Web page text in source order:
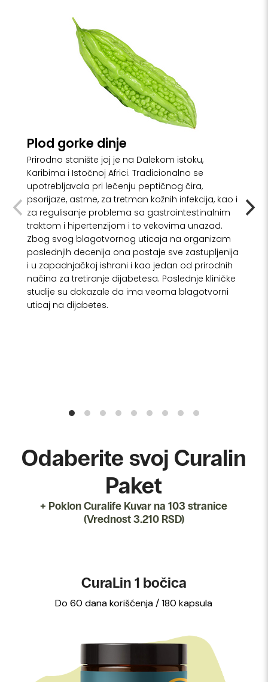
Plod gorke dinje
Prirodno stanište joj je na Dalekom istoku,
Karibima i Istočnoj Africi. Tradicionalno se
upotrebljavala pri lečenju peptičnog čira,
psorijaze, astme, za tretman kožnih infekcija, kao i
za regulisanje problema sa gastrointestinalnim
traktom i hipertenzijom i to vekovima unazad.
Zbog svog blagotvornog uticaja na organizam
poslednjih decenija ona postaje sve zastupljenija
i u zapadnjačkoj ishrani i kao jedan od prirodnih
načina za tretiranje dijabetesa. Poslednje kliničke
studije su dokazale da ima veoma blagotvorni
uticaj na dijabetes.
Odaberite svoj Curalin
Paket
+ Poklon Curalife Kuvar na 103 stranice
(Vrednost 3.210 RSD)
CuraLin 1 bočica
Do 60 dana korišćenja / 180 kapsula